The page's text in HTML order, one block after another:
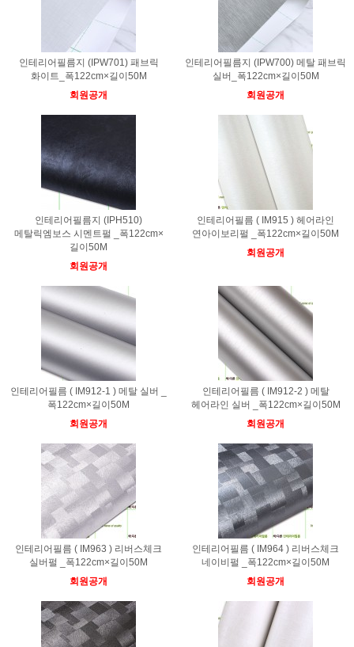
인테리어필름지 (IPW701) 패브릭
화이트_폭122cm×길이50M
회원공개
인테리어필름지 (IPW700) 메탈 패브릭
실버_폭122cm×길이50M
회원공개
인테리어필름지 (IPH510)
메탈릭엠보스 시멘트펄 _폭122cm×
길이50M
회원공개
인테리어필름 ( IM915 ) 헤어라인
연아이보리펄 _폭122cm×길이50M
회원공개
인테리어필름 ( IM912-1 ) 메탈 실버 _
폭122cm×길이50M
회원공개
인테리어필름 ( IM912-2 ) 메탈
헤어라인 실버 _폭122cm×길이50M
회원공개
인테리어필름 ( IM963 ) 리버스체크
실버펄 _폭122cm×길이50M
회원공개
인테리어필름 ( IM964 ) 리버스체크
네이비펄 _폭122cm×길이50M
회원공개